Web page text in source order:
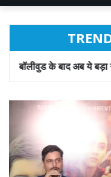
ये बड़ा नाम निशाने पर! मुंबई
बॉलीवुड